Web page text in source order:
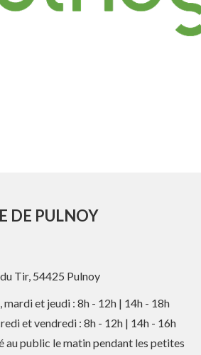
DE PULNOY
Tir, 54425 Pulnoy
mardi et jeudi : 8h - 12h | 14h - 18h
et vendredi : 8h - 12h | 14h - 16h
au public le matin pendant les petites